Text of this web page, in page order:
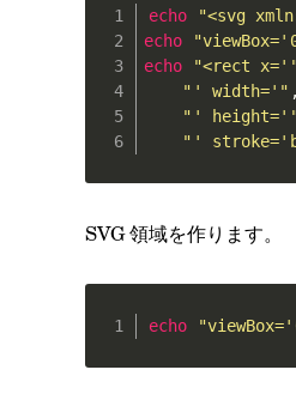
echo "<svg
echo
echo
"<rect
"' width='" ,
"'
"'
SVG 領域を作ります。
echo